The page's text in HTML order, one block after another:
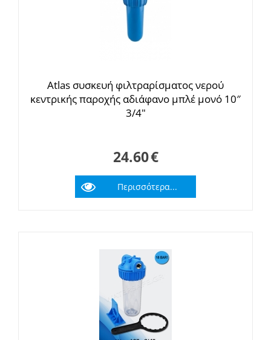
Αtlas συσκευή φιλτραρίσματος νερού
κεντρικής παροχής αδιάφανο μπλέ μονό 10″
3/4"
24.60€
Περισσότερα...